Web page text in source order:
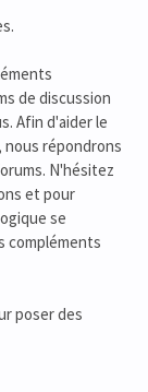
de discussion
Afin d'aider le
répondrons
N'hésitez
et pour
se
compléments
poser des